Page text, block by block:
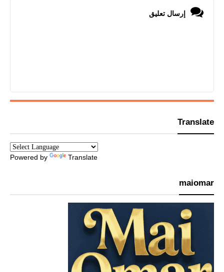
إرسال تعليق
Translate
Powered by Translate
maiomar